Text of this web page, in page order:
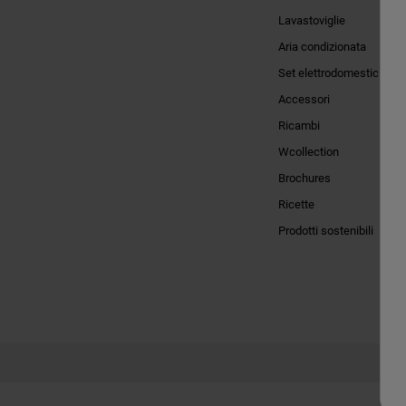
Lavastoviglie
Aria condizionata
Set elettrodomestici
Accessori
Ricambi
Wcollection
Brochures
Ricette
Prodotti sostenibili